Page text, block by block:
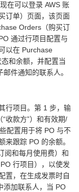
在可以登录 AWS 账
订单）页面，该页面
Orders（购买订
通过行项目配置与
以在 Purchase
和余额，并配置当
件通知的联系人。
行项目。第 1 步，输
收款方”）和有效期/
配置用于将 PO 与不
来跟踪 PO 的余额。
阅和每月使用费）和
行项目），以使发
置，在生成发票时自
添加联系人，当 PO